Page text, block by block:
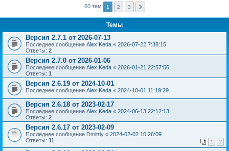
60 тем 1 2 3
Темы
Версия 2.7.1 от 2026-07-13
Последнее сообщение Alex Keda « 2026-07-22 7:38:15
Ответы: 2
Версия 2.7.0 от 2026-01-06
Последнее сообщение Alex Keda « 2026-01-21 22:57:56
Ответы: 1
Версия 2.6.19 от 2024-10-01
Последнее сообщение Alex Keda « 2024-10-01 11:19:29
Версия 2.6.18 от 2023-02-17
Последнее сообщение Alex Keda « 2024-06-13 22:12:13
Ответы: 2
Версия 2.6.17 от 2023-02-09
Последнее сообщение Dmitriy « 2024-02-02 10:26:09
Ответы: 11 1 2